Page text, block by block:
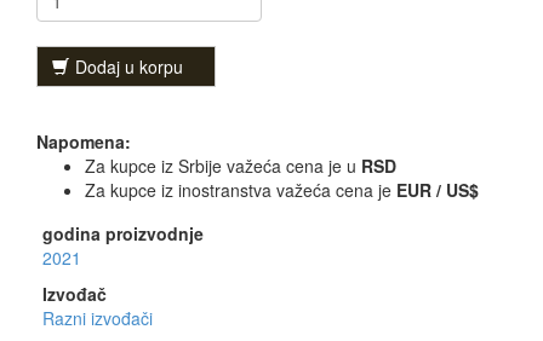
Dodaj u korpu
Napomena:
Za kupce iz Srbije važeća cena je u RSD
Za kupce iz inostranstva važeća cena je EUR / US$
godina proizvodnje
2021
Izvođač
Razni izvođači